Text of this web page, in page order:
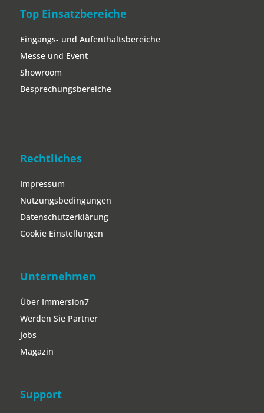
Top Einsatzbereiche
Eingangs- und Aufenthaltsbereiche
Messe und Event
Showroom
Besprechungsbereiche
Rechtliches
Impressum
Nutzungsbedingungen
Datenschutzerklärung
Cookie Einstellungen
Unternehmen
Über Immersion7
Werden Sie Partner
Jobs
Magazin
Support